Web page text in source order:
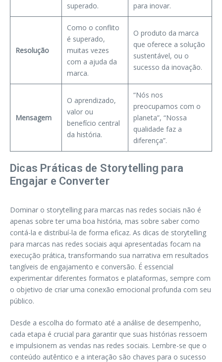
superado.
para inovar.
Resolução
Como o conflito
é superado,
muitas vezes
com a ajuda da
marca.
O produto da marca
que oferece a solução
sustentável, ou o
sucesso da inovação.
Mensagem
O aprendizado,
valor ou
benefício central
da história.
“Nós nos
preocupamos com o
planeta”, “Nossa
qualidade faz a
diferença”.
Dicas Práticas de Storytelling para
Engajar e Converter
Dominar o storytelling para marcas nas redes sociais não é
apenas sobre ter uma boa história, mas sobre saber como
contá-la e distribuí-la de forma eficaz. As dicas de storytelling
para marcas nas redes sociais aqui apresentadas focam na
execução prática, transformando sua narrativa em resultados
tangíveis de engajamento e conversão. É essencial
experimentar diferentes formatos e plataformas, sempre com
o objetivo de criar uma conexão emocional profunda com seu
público.
Desde a escolha do formato até a análise de desempenho,
cada etapa é crucial para garantir que suas histórias ressoem
e impulsionem as vendas nas redes sociais. Lembre-se que o
conteúdo autêntico e a interação são chaves para o sucesso